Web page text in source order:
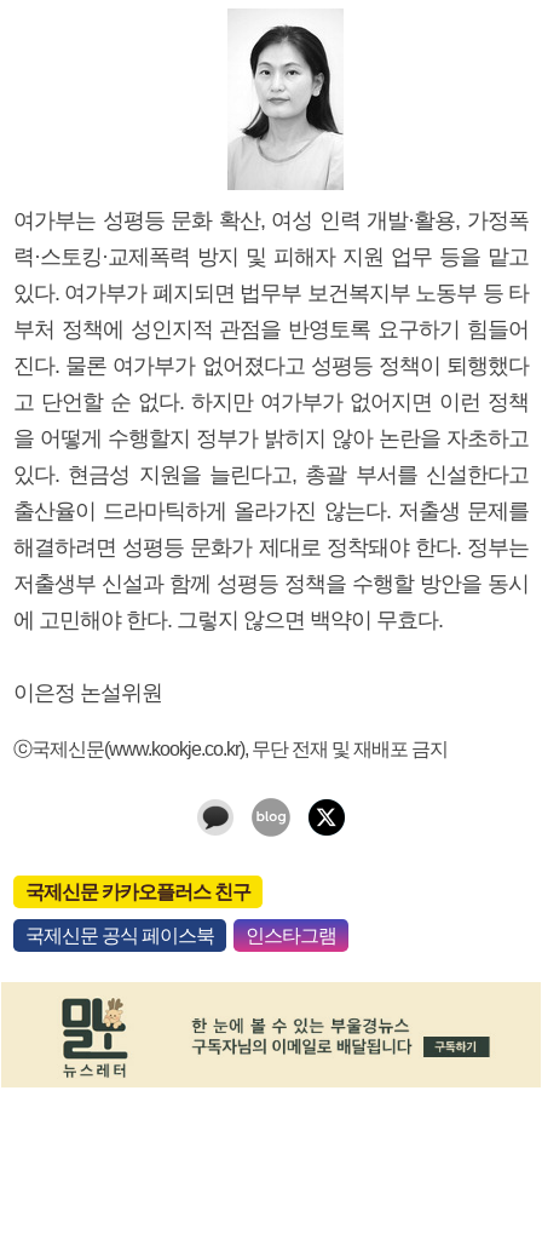
여가부는 성평등 문화 확산, 여성 인력 개발·활용, 가정폭
력·스토킹·교제폭력 방지 및 피해자 지원 업무 등을 맡고
있다. 여가부가 폐지되면 법무부 보건복지부 노동부 등 타
부처 정책에 성인지적 관점을 반영토록 요구하기 힘들어
진다. 물론 여가부가 없어졌다고 성평등 정책이 퇴행했다
고 단언할 순 없다. 하지만 여가부가 없어지면 이런 정책
을 어떻게 수행할지 정부가 밝히지 않아 논란을 자초하고
있다. 현금성 지원을 늘린다고, 총괄 부서를 신설한다고
출산율이 드라마틱하게 올라가진 않는다. 저출생 문제를
해결하려면 성평등 문화가 제대로 정착돼야 한다. 정부는
저출생부 신설과 함께 성평등 정책을 수행할 방안을 동시
에 고민해야 한다. 그렇지 않으면 백약이 무효다.
이은정 논설위원
ⓒ국제신문(www.kookje.co.kr), 무단 전재 및 재배포 금지
국제신문 카카오플러스 친구
국제신문 공식 페이스북 인스타그램